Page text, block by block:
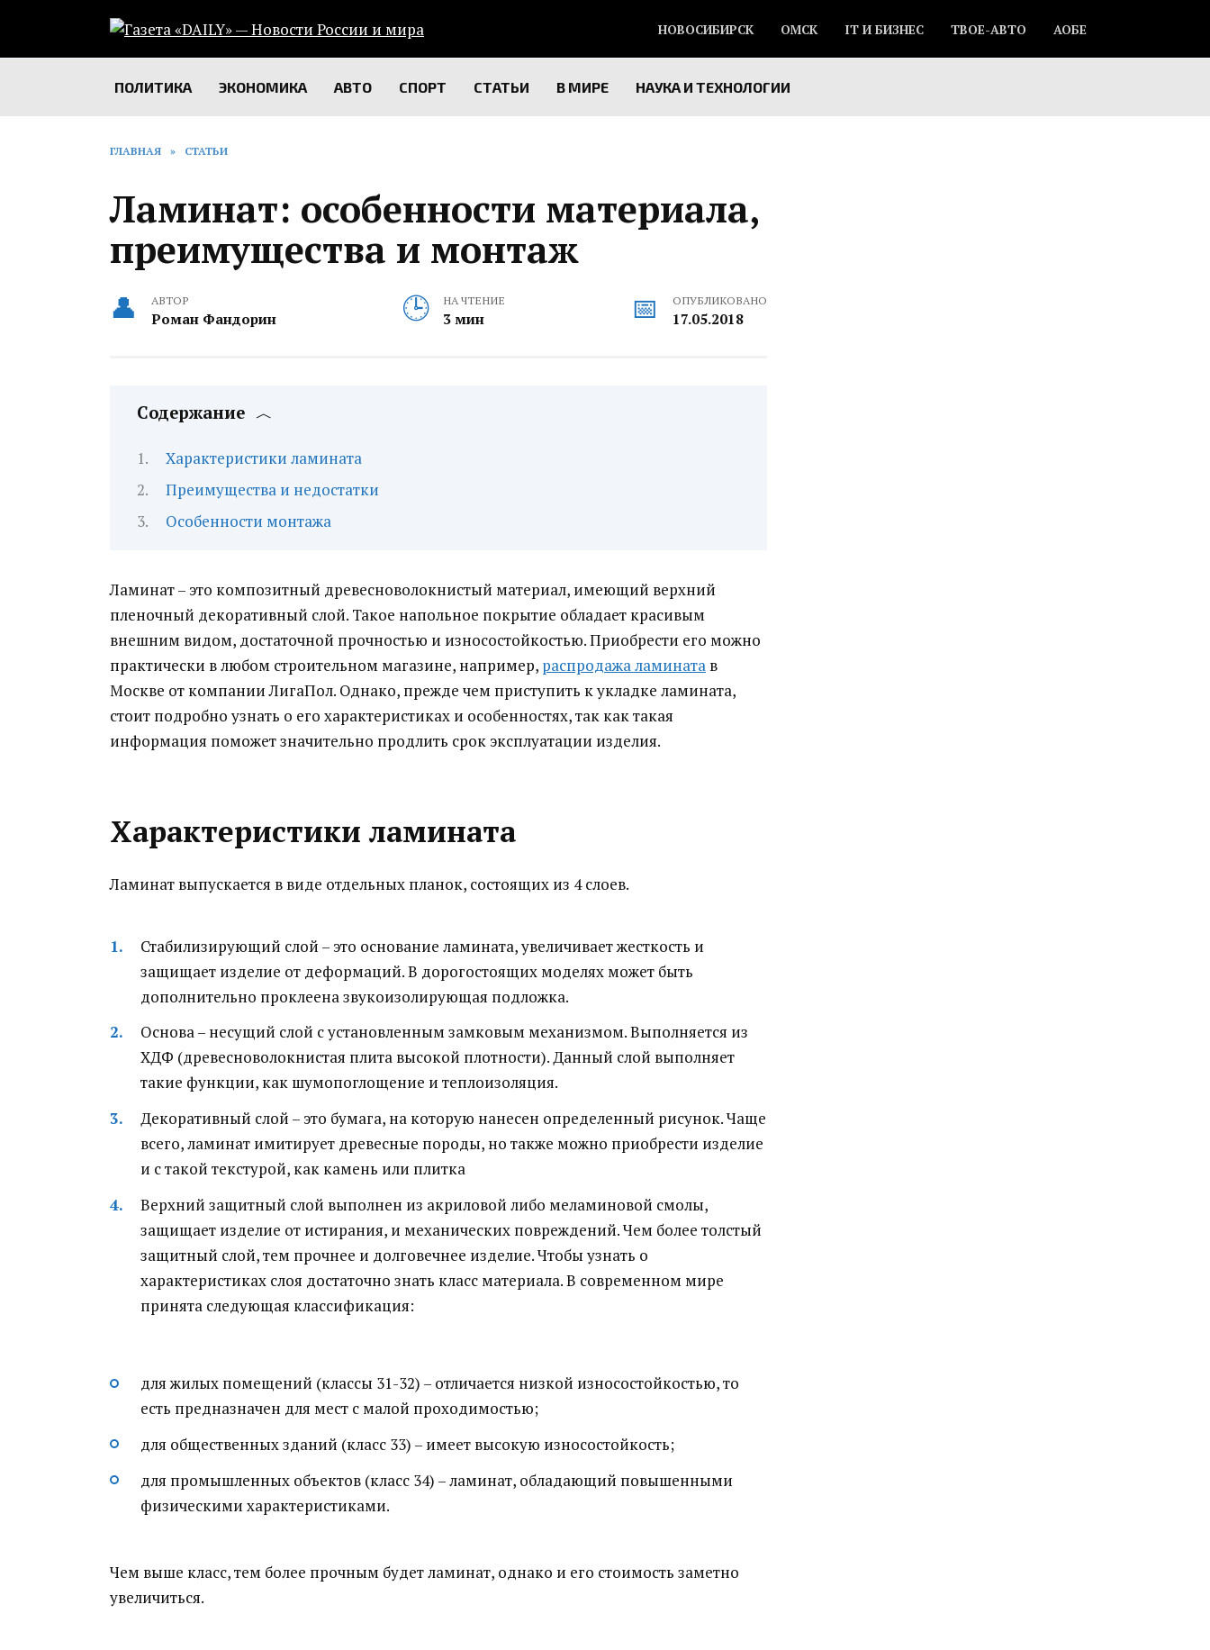
содержанию
НОВОСИБИРСК ОМСК IT И БИЗНЕС ТВОЕ-АВТО АОБЕ
ПОЛИТИКА ЭКОНОМИКА АВТО СПОРТ СТАТЬИ В МИРЕ НАУКА И ТЕХНОЛОГИИ
ГЛАВНАЯ » СТАТЬИ
Ламинат: особенности материала,
преимущества и монтаж
АВТОР
Роман Фандорин
НА ЧТЕНИЕ
3 мин
ОПУБЛИКОВАНО
17.05.2018
Содержание
Характеристики ламината
Преимущества и недостатки
Особенности монтажа
Ламинат – это композитный древесноволокнистый материал, имеющий верхний
пленочный декоративный слой. Такое напольное покрытие обладает красивым
внешним видом, достаточной прочностью и износостойкостью.Приобрести его можно
практически в любом строительном магазине, например, распродажа ламината в
Москве от компании ЛигаПол. Однако, прежде чем приступить к укладке ламината,
стоит подробно узнать о его характеристиках и особенностях, так как такая
информация поможет значительно продлить срок эксплуатации изделия.
Характеристики ламината
Ламинат выпускается в виде отдельных планок, состоящих из 4 слоев.
Стабилизирующий слой – это основание ламината, увеличивает жесткость и
защищает изделие от деформаций. В дорогостоящих моделях может быть
дополнительно проклеена звукоизолирующая подложка.
Основа – несущий слой с установленным замковым механизмом. Выполняется из
ХДФ (древесноволокнистая плита высокой плотности). Данный слой выполняет
такие функции, как шумопоглощение и теплоизоляция.
Декоративный слой – это бумага, на которую нанесен определенный рисунок. Чаще
всего, ламинат имитирует древесные породы, но также можно приобрести изделие
и с такой текстурой, как камень или плитка
Верхний защитный слой выполнен из акриловой либо меламиновой смолы,
защищает изделие от истирания, и механических повреждений. Чем более толстый
защитный слой, тем прочнее и долговечнее изделие. Чтобы узнать о
характеристиках слоя достаточно знать класс материала. В современном мире
принята следующая классификация:
для жилых помещений (классы 31-32) – отличается низкой износостойкостью, то
есть предназначен для мест с малой проходимостью;
для общественных зданий (класс 33) – имеет высокую износостойкость;
для промышленных объектов (класс 34) – ламинат, обладающий повышенными
физическими характеристиками.
Чем выше класс, тем более прочным будет ламинат, однако и его стоимость заметно
увеличиться.